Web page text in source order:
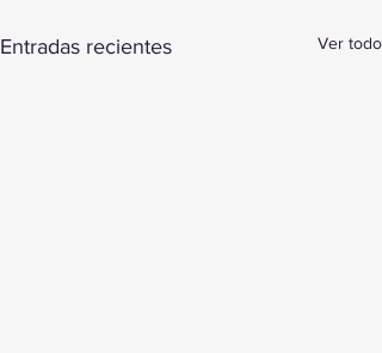
Entradas recientes Ver todo